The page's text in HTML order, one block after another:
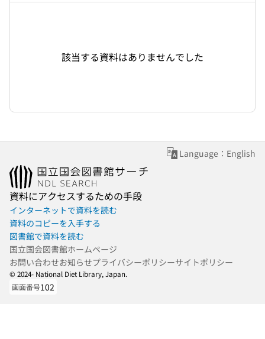
該当する資料はありませんでした
Language：English
資料にアクセスするための手段
インターネットで資料を読む
資料のコピーを入手する
図書館で資料を読む
国立国会図書館ホームページ
お問い合わせお知らせプライバシーポリシーサイトポリシー
© 2024- National Diet Library, Japan.
画面番号102